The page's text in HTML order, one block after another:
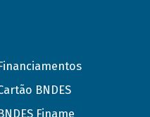
BNDES
BNDES Finame